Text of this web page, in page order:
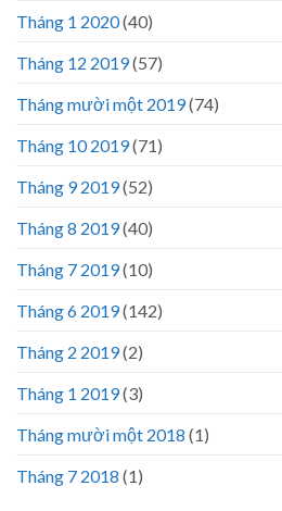
Tháng 1 2020(40)
Tháng 12 2019(57)
Tháng mười một 2019(74)
Tháng 10 2019(71)
Tháng 9 2019(52)
Tháng 8 2019(40)
Tháng 7 2019(10)
Tháng 6 2019(142)
Tháng 2 2019(2)
Tháng 1 2019(3)
Tháng mười một 2018 (1)
Tháng 7 2018 (1)